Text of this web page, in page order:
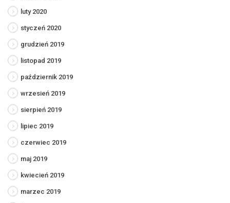
luty 2020
styczeń 2020
grudzień 2019
listopad 2019
październik 2019
wrzesień 2019
sierpień 2019
lipiec 2019
czerwiec 2019
maj 2019
kwiecień 2019
marzec 2019